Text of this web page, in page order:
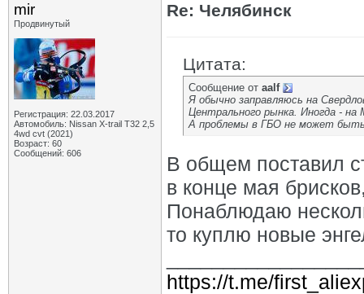
mir
Продвинутый
Регистрация: 22.03.2017
Автомобиль: Nissan X-trail Т32 2,5
4wd cvt (2021)
Возраст: 60
Сообщений: 606
Re: Челябинск
Цитата:
Сообщение от aalf
Я обычно заправляюсь на
Центрального рынка. Иногда - на
А проблемы в ГБО не может
В общем поставил
в конце мая
Понаблюдаю
то куплю новые
https://t.me/